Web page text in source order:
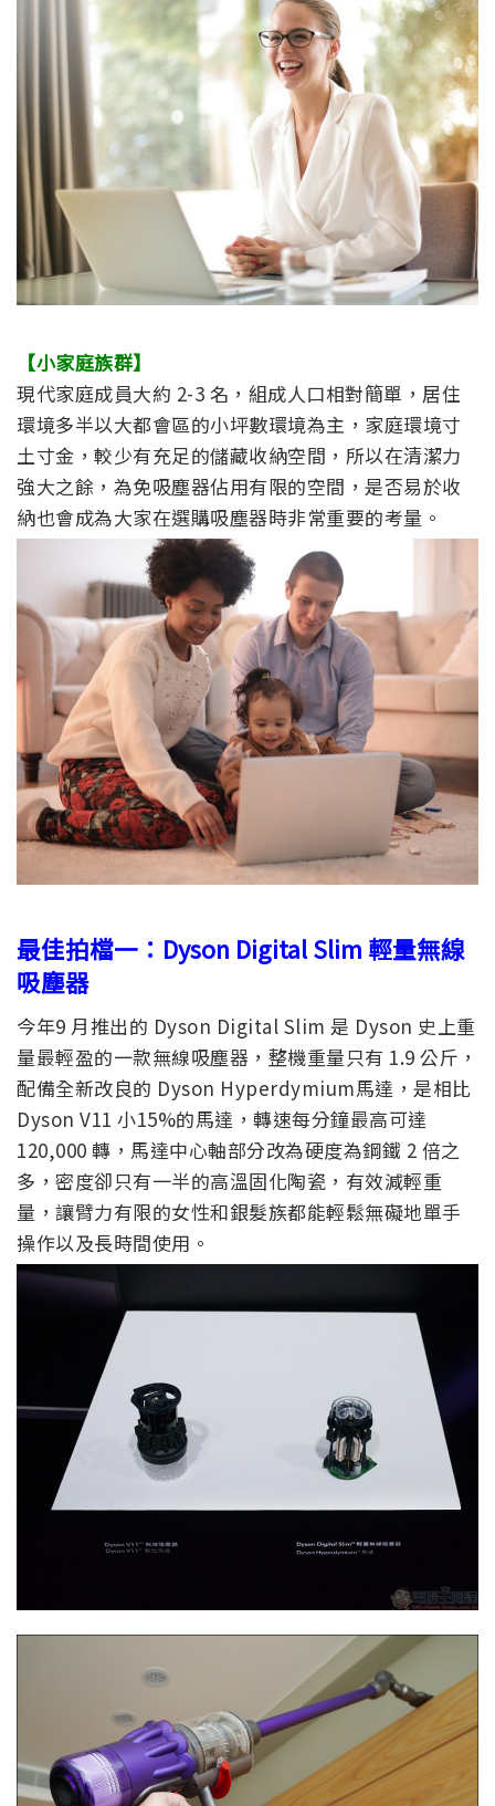
【小家庭族群】
現代家庭成員大約 2-3 名，組成人口相對簡單，居住
環境多半以大都會區的小坪數環境為主，家庭環境寸
土寸金，較少有充足的儲藏收納空間，所以在清潔力
強大之餘，為免吸塵器佔用有限的空間，是否易於收
納也會成為大家在選購吸塵器時非常重要的考量。
最佳拍檔一：Dyson Digital Slim 輕量無線
吸塵器
今年9 月推出的 Dyson Digital Slim 是 Dyson 史上重
量最輕盈的一款無線吸塵器，整機重量只有 1.9 公斤，
配備全新改良的 Dyson Hyperdymium馬達，是相比
Dyson V11 小15%的馬達，轉速每分鐘最高可達
120,000 轉，馬達中心軸部分改為硬度為鋼鐵 2 倍之
多，密度卻只有一半的高溫固化陶瓷，有效減輕重
量，讓臂力有限的女性和銀髮族都能輕鬆無礙地單手
操作以及長時間使用。